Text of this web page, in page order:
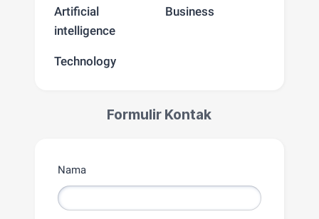
Artificial
intelligence
Business
Technology
Formulir Kontak
Nama